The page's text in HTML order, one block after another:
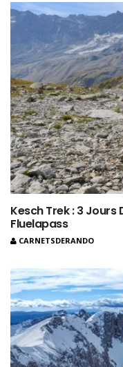
Kesch Trek : 3 Jours
Fluelapass
CARNETSDERANDO